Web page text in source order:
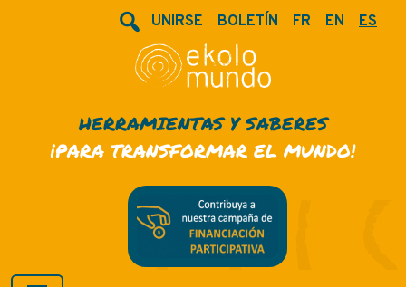
UNIRSE BOLETÍN FR EN ES
HERRAMIENTAS Y SABERES
¡PARA TRANSFORMAR EL MUNDO!